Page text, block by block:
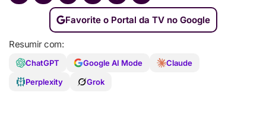
Favorite o Portal da TV no Google
Resumir com:
ChatGPT Google AI Mode
Claude
Perplexity
Grok